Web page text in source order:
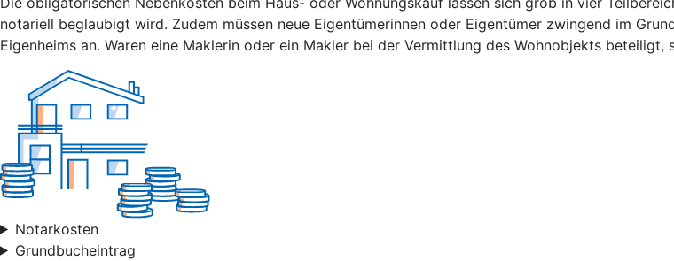
notariell beglaubigt wird. Zudem müssen neue Eigentümerinnen oder Eigentümer zwingend im
Eigenheims an. Waren eine Maklerin oder ein Makler bei der Vermittlung des Wohnobjekts beteiligt,
Notarkosten
Grundbucheintrag